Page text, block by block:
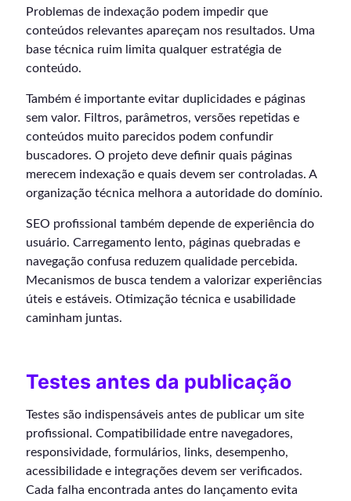
Problemas de indexação podem impedir que
conteúdos relevantes apareçam nos resultados. Uma
base técnica ruim limita qualquer estratégia de
conteúdo.
Também é importante evitar duplicidades e páginas
sem valor. Filtros, parâmetros, versões repetidas e
conteúdos muito parecidos podem confundir
buscadores. O projeto deve definir quais páginas
merecem indexação e quais devem ser controladas. A
organização técnica melhora a autoridade do domínio.
SEO profissional também depende de experiência do
usuário. Carregamento lento, páginas quebradas e
navegação confusa reduzem qualidade percebida.
Mecanismos de busca tendem a valorizar experiências
úteis e estáveis. Otimização técnica e usabilidade
caminham juntas.
Testes antes da publicação
Testes são indispensáveis antes de publicar um site
profissional. Compatibilidade entre navegadores,
responsividade, formulários, links, desempenho,
acessibilidade e integrações devem ser verificados.
Cada falha encontrada antes do lançamento evita